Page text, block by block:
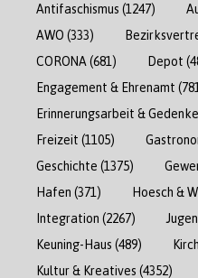
Antifaschismus (1247)
AWO (333)
CORONA (681) Depot
Engagement & Ehrenamt
Erinnerungsarbeit &
Freizeit (1105)
Geschichte (1375)
Hafen (371) Hoesch &
Integration (2267)
Keuning-Haus (489)
Kultur & Kreatives (4352)